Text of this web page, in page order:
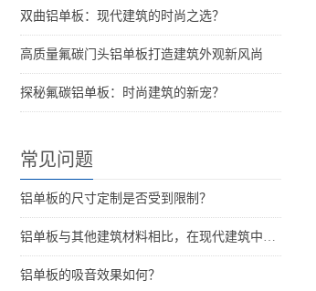
双曲铝单板：现代建筑的时尚之选？
高质量氟碳门头铝单板打造建筑外观新风尚
探秘氟碳铝单板：时尚建筑的新宠？
常见问题
铝单板的尺寸定制是否受到限制？
铝单板与其他建筑材料相比，在现代建筑中的优势是什么？
铝单板的吸音效果如何？